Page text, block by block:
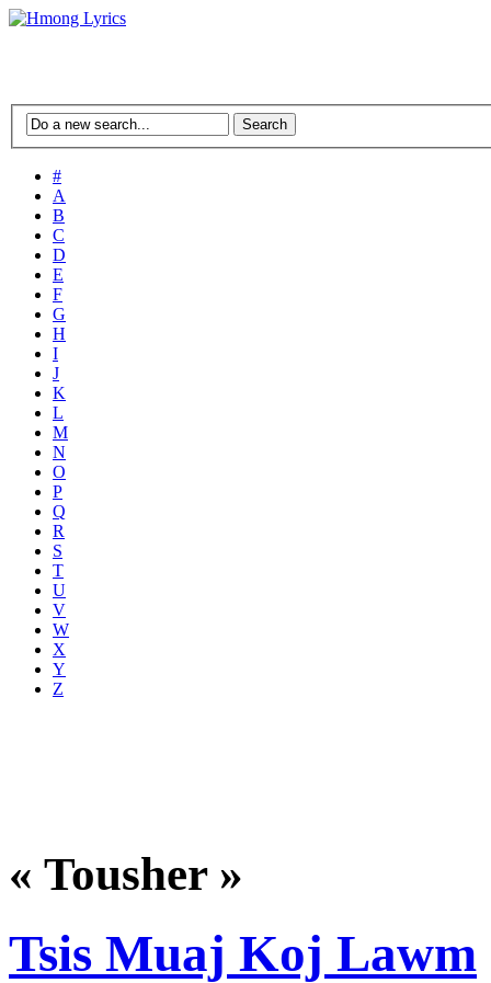
#
A
B
C
D
E
F
G
H
I
J
K
L
M
N
O
P
Q
R
S
T
U
V
W
X
Y
Z
« Tousher »
Tsis Muaj Koj Lawm